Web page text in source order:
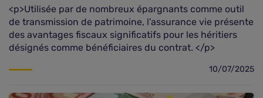
<p>Utilisée par de nombreux épargnants comme outil
de transmission de patrimoine, l’assurance vie présente
des avantages fiscaux significatifs pour les héritiers
désignés comme bénéficiaires du contrat. </p>
10/07/2025